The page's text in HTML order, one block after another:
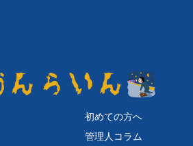
初めての方へ
管理人コラム